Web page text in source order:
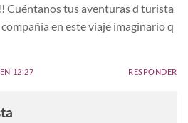
Cuéntanos tus aventuras d turista
en este viaje imaginario q
12:27 RESPONDER